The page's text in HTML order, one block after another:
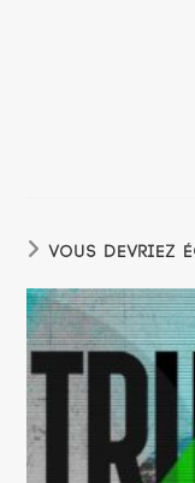
VOUS DEVRIEZ